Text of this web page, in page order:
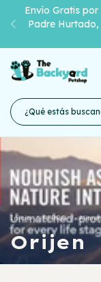
Envío Gratis
Padre
Inicio / PERRO /
Orijen